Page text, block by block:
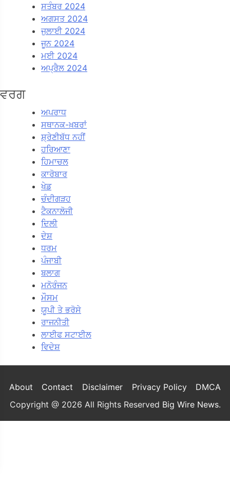
ਸਤੰਬਰ 2024
ਅਗਸਤ 2024
ਜੁਲਾਈ 2024
ਜੂਨ 2024
ਮਈ 2024
ਅਪ੍ਰੈਲ 2024
ਵਰਗ
ਅਪਰਾਧ
ਸਥਾਨਕ-ਖ਼ਬਰਾਂ
ਸ਼੍ਰੇਣੀਬੱਧ ਨਹੀਂ
ਹਰਿਆਣਾ
ਹਿਮਾਚਲ
ਕਾਰੋਬਾਰ
ਖੇਡ
ਚੰਦੀਗੜਹ
ਟੈਕਨਾਲੋਜੀ
ਦਿਲੀ
ਦੇਸ਼
ਧਰਮ
ਪੰਜਾਬੀ
ਬਲਾਗ
ਮਨੋਰੰਜਨ
ਮੌਸਮ
ਯੂਪੀ ਤੇ ਭਰੋਸੇ
ਰਾਜਨੀਤੀ
ਲਾਈਫ ਸਟਾਈਲ
ਵਿਦੇਸ਼
About Contact Disclaimer Privacy Policy
DMCA
Copyright @ 2026 All Rights Reserved Big Wire News.